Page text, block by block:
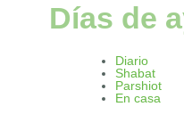
Días de
Diario
Shabat
Parshiot
En casa